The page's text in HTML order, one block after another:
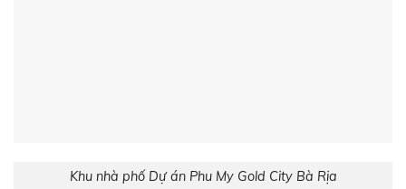
Khu nhà phố Dự án Phu My Gold City Bà Rịa